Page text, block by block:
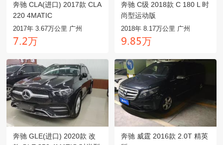
奔驰 CLA(进口) 2017款 CLA
220 4MATIC
2017年 3.67万公里 广州
齤.龥万
奔驰 GLE(进口) 2020款 改
奔驰 C级 2018款 C 180 L 时
尚型运动版
2018年 8.17万公里 广州
鑶.驋麣万
奔驰 威霆 2016款 2.0T 精英